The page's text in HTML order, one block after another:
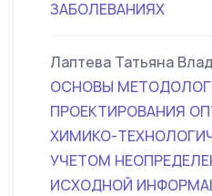
ЗАБОЛЕВАНИЯХ
Лаптева Татьяна
ОСНОВЫ
ПРОЕКТИРОВАНИЯ
ХИМИКО-
УЧЕТОМ
ИСХОДНОЙ